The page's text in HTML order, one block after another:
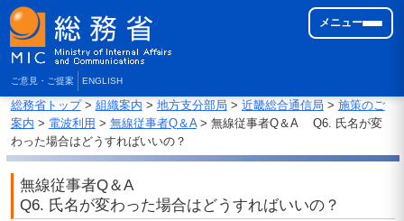
ご意見・ご提案 ENGLISH
メニュー
総務省トップ> 組織案内 > 地方支分部局 > 近畿総合通信局 > 施策のご
案内 > 電波利用 > 無線従事者Q＆A> 無線従事者Q＆A Q6. 氏名が変
わった場合はどうすればいいの？
無線従事者Q＆A
Q6. 氏名が変わった場合はどうすればいいの？